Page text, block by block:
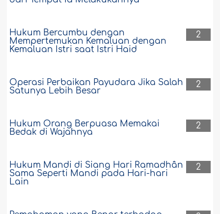
2
Hukum Bercumbu dengan
Mempertemukan Kemaluan dengan
Kemaluan Istri saat Istri Haid
2
Operasi Perbaikan Payudara Jika Salah
Satunya Lebih Besar
2
Hukum Orang Berpuasa Memakai
Bedak di Wajahnya
2
Hukum Mandi di Siang Hari Ramadhân
Sama Seperti Mandi pada Hari-hari
Lain